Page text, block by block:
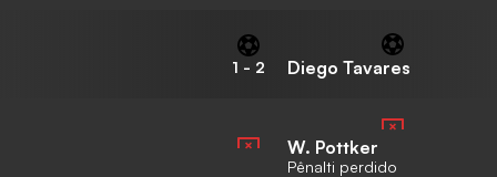
1 - 2 Diego Tavares
W. Pottker
Pênalti perdido